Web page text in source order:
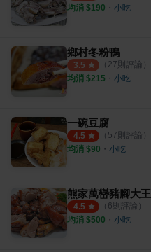
均消 $190 ・ 小吃
鄉村冬粉鴨
3.5 （ 27則評論）
均消 $215 ・ 小吃
一碗豆腐
4.5 （ 57則評論）
均消 $90 ・ 小吃
熊家萬巒豬腳大王
4.5 （ 6則評論）
均消 $500 ・ 小吃